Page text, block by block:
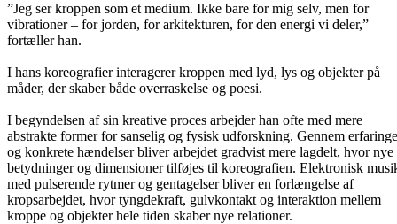
”Jeg ser kroppen som et medium. Ikke bare for mig selv, men for
vibrationer – for jorden, for arkitekturen, for den energi vi deler,”
fortæller han.
I hans koreografier interagerer kroppen med lyd, lys og objekter på
måder, der skaber både overraskelse og poesi.
I begyndelsen af sin kreative proces arbejder han ofte med mere
abstrakte former for sanselig og fysisk udforskning. Gennem
og konkrete hændelser bliver arbejdet gradvist mere lagdelt, hvor nye
betydninger og dimensioner tilføjes til koreografien. Elektronisk
med pulserende rytmer og gentagelser bliver en forlængelse af
kropsarbejdet, hvor tyngdekraft, gulvkontakt og interaktion mellem
kroppe og objekter hele tiden skaber nye relationer.